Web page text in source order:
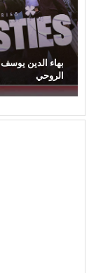
بهاء الدين
الروحي